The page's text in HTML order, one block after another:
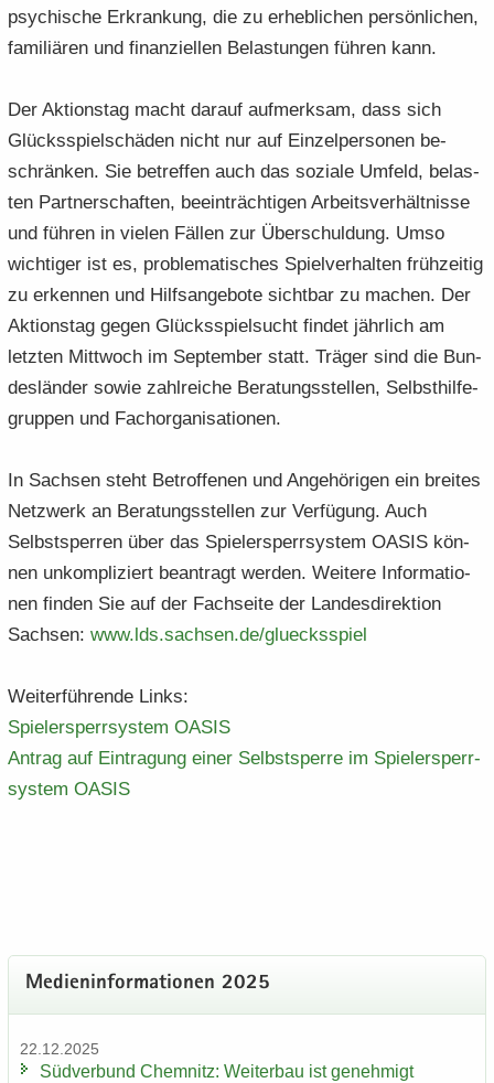
psy­chi­sche Er­kran­kung, die zu er­heb­li­chen per­sön­li­chen,
fa­mi­liä­ren und fi­nan­zi­el­len Be­las­tun­gen füh­ren kann.
Der Ak­ti­ons­tag macht dar­auf auf­merk­sam, dass sich
Glücks­spiel­schä­den nicht nur auf Ein­zel­per­so­nen be­
schrän­ken. Sie be­tref­fen auch das so­zia­le Um­feld, be­las­
ten Part­ner­schaf­ten, be­ein­träch­ti­gen Ar­beits­ver­hält­nis­se
und füh­ren in vie­len Fäl­len zur Über­schul­dung. Umso
wich­ti­ger ist es, pro­ble­ma­ti­sches Spiel­ver­hal­ten früh­zei­tig
zu er­ken­nen und Hilfs­an­ge­bo­te sicht­bar zu ma­chen. Der
Ak­ti­ons­tag gegen Glücks­spiel­sucht fin­det jähr­lich am
letz­ten Mitt­woch im Sep­tem­ber statt. Trä­ger sind die Bun­
des­län­der sowie zahl­rei­che Be­ra­tungs­stel­len, Selbst­hil­fe­
grup­pen und Fach­or­ga­ni­sa­tio­nen.
In Sach­sen steht Be­trof­fe­nen und An­ge­hö­ri­gen ein brei­tes
Netz­werk an Be­ra­tungs­stel­len zur Ver­fü­gung. Auch
Selbst­sper­ren über das Spie­ler­sperr­sys­tem OASIS kön­
nen un­kom­pli­ziert be­an­tragt wer­den. Wei­te­re In­for­ma­tio­
nen fin­den Sie auf der Fach­sei­te der Lan­des­di­rek­ti­on
Sach­sen: www.​lds.​sachsen.​de/​gluecksspiel
Wei­ter­füh­ren­de Links:
Spie­ler­sperr­sys­tem OASIS
An­trag auf Ein­tra­gung einer Selbst­sper­re im Spie­ler­sperr­
sys­tem OASIS
Me­di­en­in­for­ma­tio­nen 2025
22.12.2025
Süd­ver­bund Chem­nitz: Wei­ter­bau ist ge­neh­migt